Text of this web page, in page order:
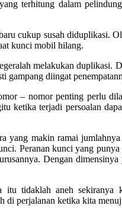
terhitung dalam
cukup susah diduplikasi.
kunci mobil hilang.
melakukan duplikasi.
gampang diingat
– nomor penting perlu
ketika terjadi persoalan
yang makin ramai
Peranan kunci yang
Dengan
tidaklah aneh sekiranya
di perjalanan ketika kita